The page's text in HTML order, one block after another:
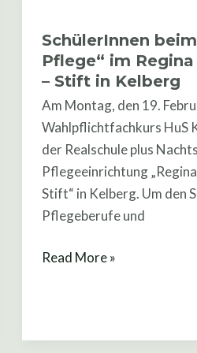
SchülerInnen
Pflege“ im
– Stift in Kelberg
Am Montag, den 19.
Wahlpflichtfachkurs HuS
der Realschule plus
Pflegeeinrichtung
Stift“ in Kelberg. Um den
Pflegeberufe und
„Tag
der
Pflege“
im
Regina
–
Protmann
–
Stift
Kelberg
Read More »